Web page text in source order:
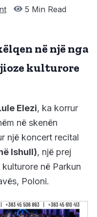
5 Min Read
në një nga
kulturore
Elezi, ka korrur
në skenën
një koncert recital
Ishull), një prej
në Parkun
Poloni.